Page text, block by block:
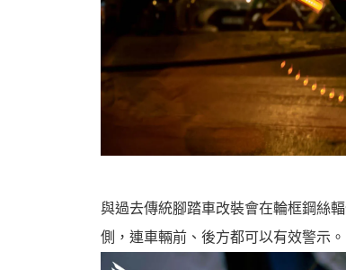
與過去傳統腳踏車改裝會在輪框鋼絲
側，連車輛前、後方都可以有效警示。